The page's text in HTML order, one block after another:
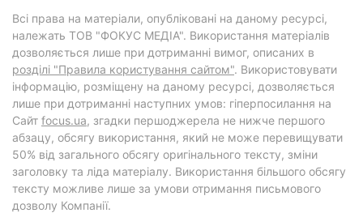
Всі права на матеріали, опубліковані на даному ресурсі,
належать ТОВ "ФОКУС МЕДІА". Використання матеріалів
дозволяється лише при дотриманні вимог, описаних в
розділі "Правила користування сайтом". Використовувати
інформацію, розміщену на даному ресурсі, дозволяється
лише при дотриманні наступних умов: гіперпосилання на
Cайт focus.ua, згадки першоджерела не нижче першого
абзацу, обсягу використання, який не може перевищувати
50% від загального обсягу оригінального тексту, зміни
заголовку та ліда матеріалу. Використання більшого обсягу
тексту можливе лише за умови отримання письмового
дозволу Компанії.